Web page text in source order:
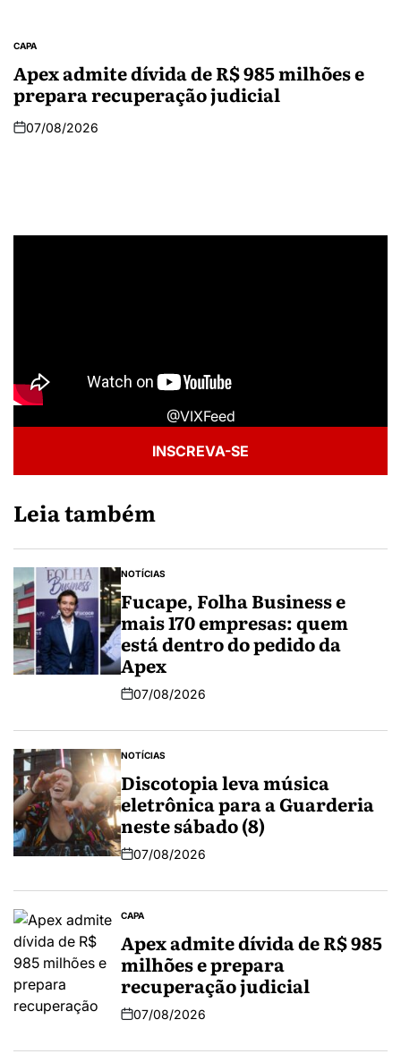
CAPA
Apex admite dívida de R$ 985 milhões e
prepara recuperação judicial
07/08/2026
@VIXFeed
INSCREVA-SE
Leia também
NOTÍCIAS
Fucape, Folha Business e
mais 170 empresas: quem
está dentro do pedido da
Apex
07/08/2026
NOTÍCIAS
Discotopia leva música
eletrônica para a Guarderia
neste sábado (8)
07/08/2026
CAPA
Apex admite dívida de R$ 985
milhões e prepara
recuperação judicial
07/08/2026